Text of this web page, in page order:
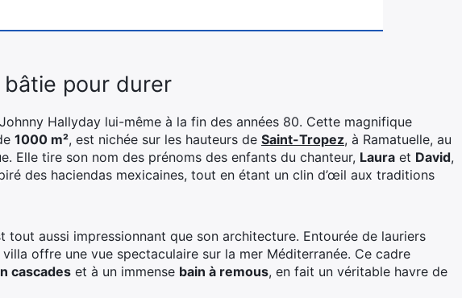
pour durer
Hallyday lui-même à la fin des années 80. Cette magnifique
1000 m², est nichée sur les hauteurs de Saint-Tropez, à Ramatuelle, au
Elle tire son nom des prénoms des enfants du chanteur, Laura et David,
des haciendas mexicaines, tout en étant un clin d’œil aux traditions
tout aussi impressionnant que son architecture. Entourée de lauriers
villa offre une vue spectaculaire sur la mer Méditerranée. Ce cadre
cascades et à un immense bain à remous, en fait un véritable havre de